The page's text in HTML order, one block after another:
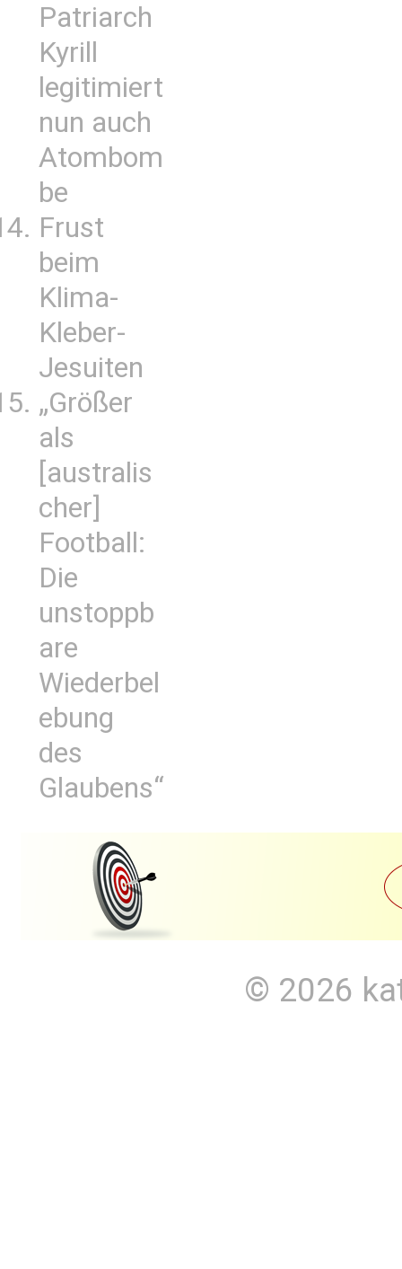
Patriarch
Kyrill
legitimiert
nun auch
Atombom
be
Frust
beim
Klima-
Kleber-
Jesuiten
„Größer
als
[australis
cher]
Football:
Die
unstoppb
are
Wiederbel
ebung
des
Glaubens“
© 2026